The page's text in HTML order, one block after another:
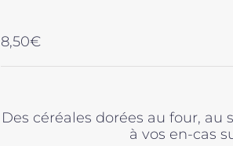
8,50€
Des céréales dorées au four,
à vos en-cas